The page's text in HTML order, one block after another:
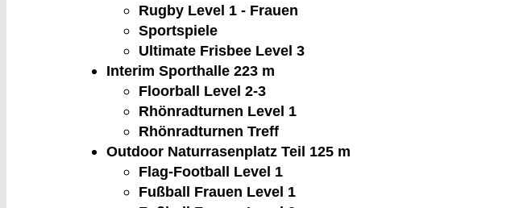
Rugby Level 1 - Frauen
Sportspiele
Ultimate Frisbee Level 3
Interim Sporthalle 223 m
Floorball Level 2-3
Rhönradturnen Level 1
Rhönradturnen Treff
Outdoor Naturrasenplatz Teil 125 m
Flag-Football Level 1
Fußball Frauen Level 1